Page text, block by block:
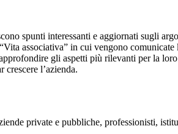
spunti interessanti e aggiornati sugli
associativa” in cui vengono
gli aspetti più rilevanti per la
l’azienda.
private e pubbliche, professionisti,